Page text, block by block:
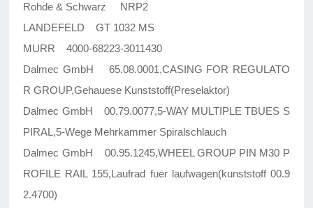
Rohde & Schwarz NRP2
LANDEFELD GT 1032 MS
MURR 4000-68223-3011430
Dalmec GmbH 65.08.0001,CASING FOR REGULATO
R GROUP,Gehauese Kunststoff(Preselaktor)
Dalmec GmbH 00.79.0077,5-WAY MULTIPLE TBUES S
PIRAL,5-Wege Mehrkammer Spiralschlauch
Dalmec GmbH 00.95.1245,WHEEL GROUP PIN M30 P
ROFILE RAIL 155,Laufrad fuer laufwagen(kunststoff 00.9
2.4700)